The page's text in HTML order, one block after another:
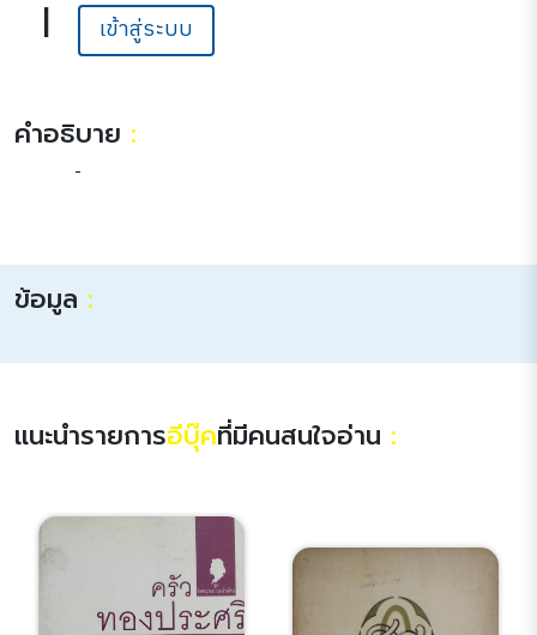
| เข้าสู่ระบบ
คำอธิบาย :
-
ข้อมูล :
แนะนำรายการอีบุ๊คที่มีคนสนใจอ่าน :